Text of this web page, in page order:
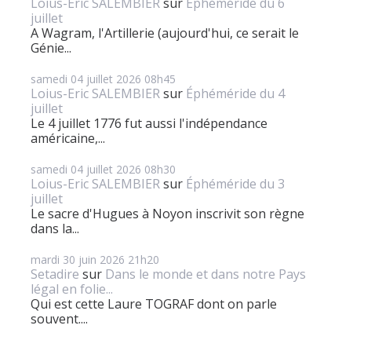
juillet
A Wagram, l'Artillerie (aujourd'hui, ce serait le
Génie...
samedi 04 juillet 2026 08h45
Loius-Eric SALEMBIERsur Éphéméride du 4
juillet
Le 4 juillet 1776 fut aussi l'indépendance
américaine,...
samedi 04 juillet 2026 08h30
Loius-Eric SALEMBIERsur Éphéméride du 3
juillet
Le sacre d'Hugues à Noyon inscrivit son règne
dans la...
mardi 30 juin 2026 21h20
Setadire sur Dans le monde et dans notre Pays
légal en folie...
Qui est cette Laure TOGRAF dont on parle
souvent....